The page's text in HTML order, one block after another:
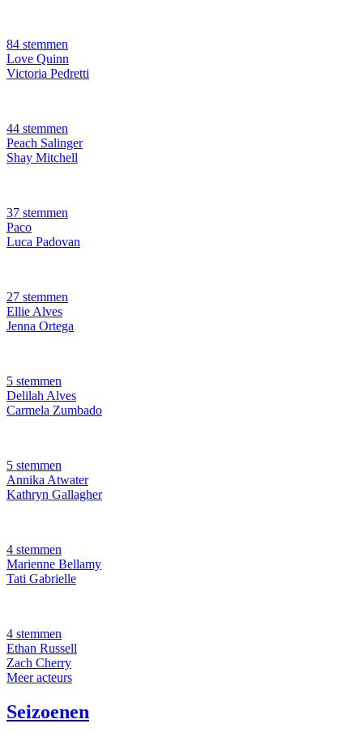
84 stemmen
Love Quinn
Victoria Pedretti
44 stemmen
Peach Salinger
Shay Mitchell
37 stemmen
Paco
Luca Padovan
27 stemmen
Ellie Alves
Jenna Ortega
5 stemmen
Delilah Alves
Carmela Zumbado
5 stemmen
Annika Atwater
Kathryn Gallagher
4 stemmen
Marienne Bellamy
Tati Gabrielle
4 stemmen
Ethan Russell
Zach Cherry
Meer acteurs
Seizoenen